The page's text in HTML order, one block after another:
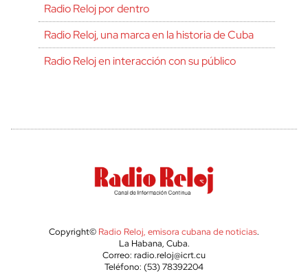
Radio Reloj por dentro
Radio Reloj, una marca en la historia de Cuba
Radio Reloj en interacción con su público
Copyright© Radio Reloj, emisora cubana de noticias.
La Habana, Cuba.
Correo: radio.reloj@icrt.cu
Teléfono: (53) 78392204